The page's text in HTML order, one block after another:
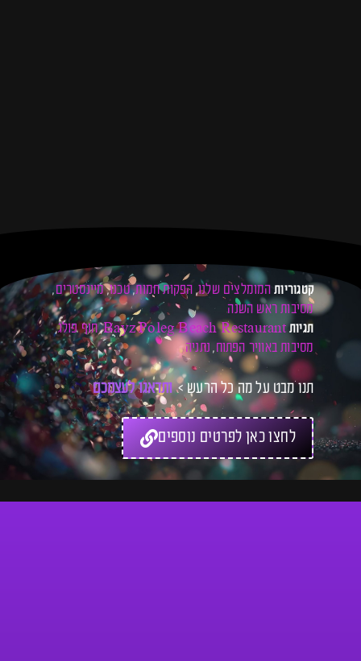
קטגוריות המומלצים שלנו, הפקות חמות,טכנו,מיינסטרים,
מסיבות ראש השנה
תגיות Bayz Poleg Beach Restaurant
,חוף פולג,
מסיבות באוויר הפתוח, נתניה
תנו מבט על מה כל הרעש > ותדאגו לעצמכם לכרט
לחצו כאן לפרטים נוספים